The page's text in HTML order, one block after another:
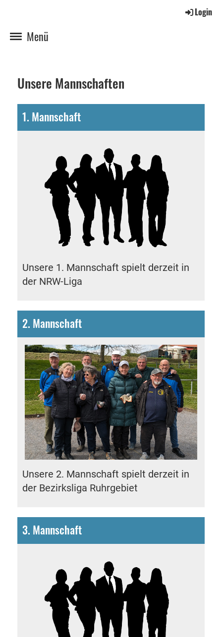
Login
Menü
Unsere Mannschaften
1. Mannschaft
Unsere 1. Mannschaft spielt derzeit in
der NRW-Liga
2. Mannschaft
Unsere 2. Mannschaft spielt derzeit in
der Bezirksliga Ruhrgebiet
3. Mannschaft